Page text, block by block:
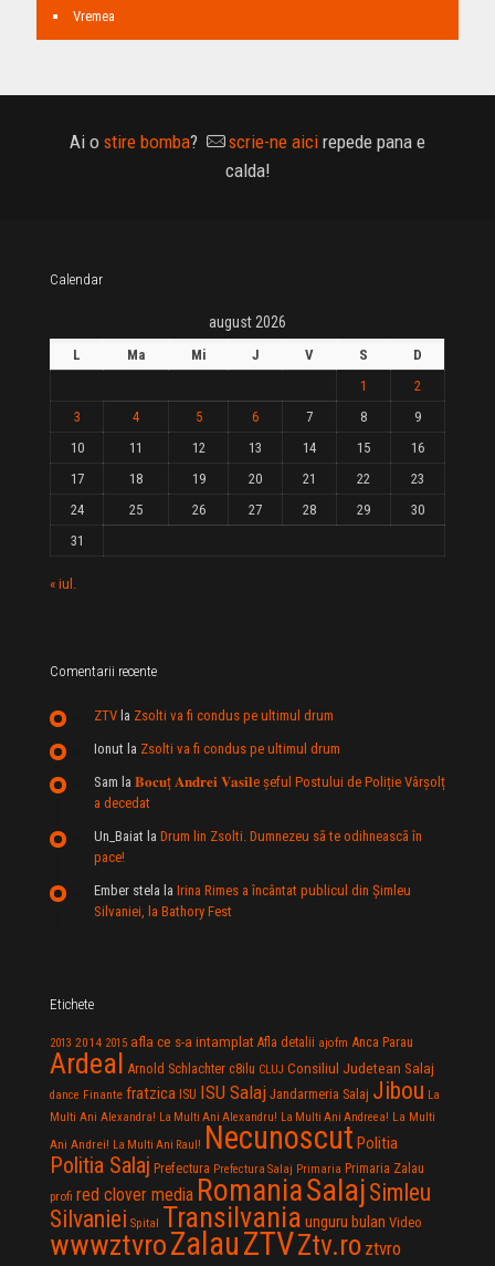
Vremea
Ai o stire bomba? scrie-ne aici repede pana e
calda!
Calendar
august 2026
L Ma Mi J V S
D
1
2
3
4 5 6 7 8
9
10
11 12 13 14 15
16
17
18 19 20 21 22
23
24
25 26 27 28 29
30
31
« iul.
Comentarii recente
ZTV la Zsolti va fi condus pe ultimul drum
Ionut la Zsolti va fi condus pe ultimul drum
Sam la 𝐁𝐨𝐜𝐮ț 𝐀𝐧𝐝𝐫𝐞𝐢 𝐕𝐚𝐬𝐢𝐥e şeful Postului de Poliție Vârșolț
a decedat
Un_Baiat la Drum lin Zsolti. Dumnezeu sã te odihneascã în
pace!
Ember stela la Irina Rimes a încântat publicul din Şimleu
Silvaniei, la Bathory Fest
Etichete
2013 2014 2015 afla ce s-a intamplat Afla detalii ajofm Anca Parau
Ardeal Arnold Schlachter c8ilu CLUJ Consiliul Judetean Salaj
dance Finante fratzica ISU ISU Salaj Jandarmeria Salaj Jibou La
Multi Ani Alexandra! La Multi Ani Alexandru! La Multi Ani Andreea! La Multi
Ani Andrei! La Multi Ani Raul! Necunoscut Politia
Politia Salaj Prefectura Prefectura Salaj Primaria Primaria Zalau
profi red clover media RomaniaSalaj Simleu
Silvaniei Spital Transilvania unguru bulan Video
wwwztvroZalauZTVZtv.ro ztvro